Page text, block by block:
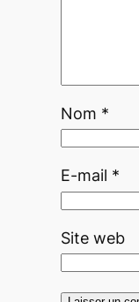
Nom *
E-mail *
Site web